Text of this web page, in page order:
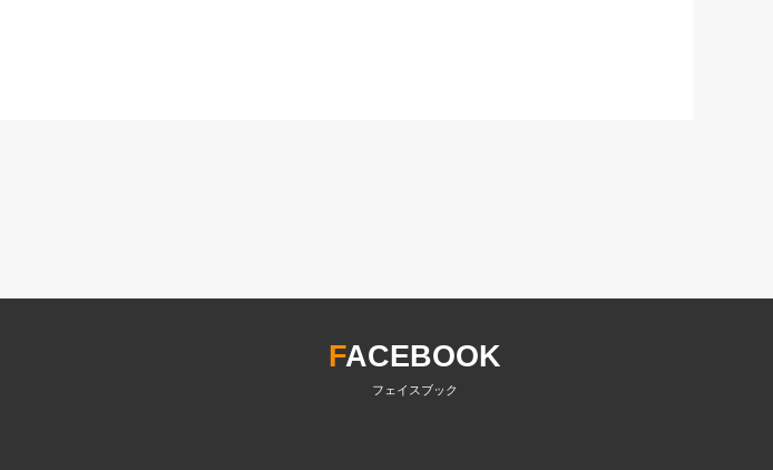
FACEBOOK